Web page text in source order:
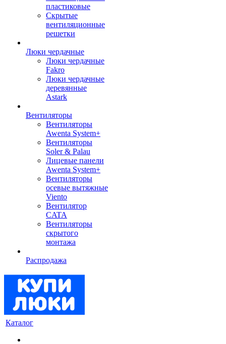
пластиковые
Скрытые
вентиляционные
решетки
Люки чердачные
Люки чердачные
Fakro
Люки чердачные
деревянные
Astark
Вентиляторы
Вентиляторы
Awenta System+
Вентиляторы
Soler & Palau
Лицевые панели
Awenta System+
Вентиляторы
осевые вытяжные
Viento
Вентилятор
CATA
Вентиляторы
скрытого
монтажа
Распродажа
Каталог